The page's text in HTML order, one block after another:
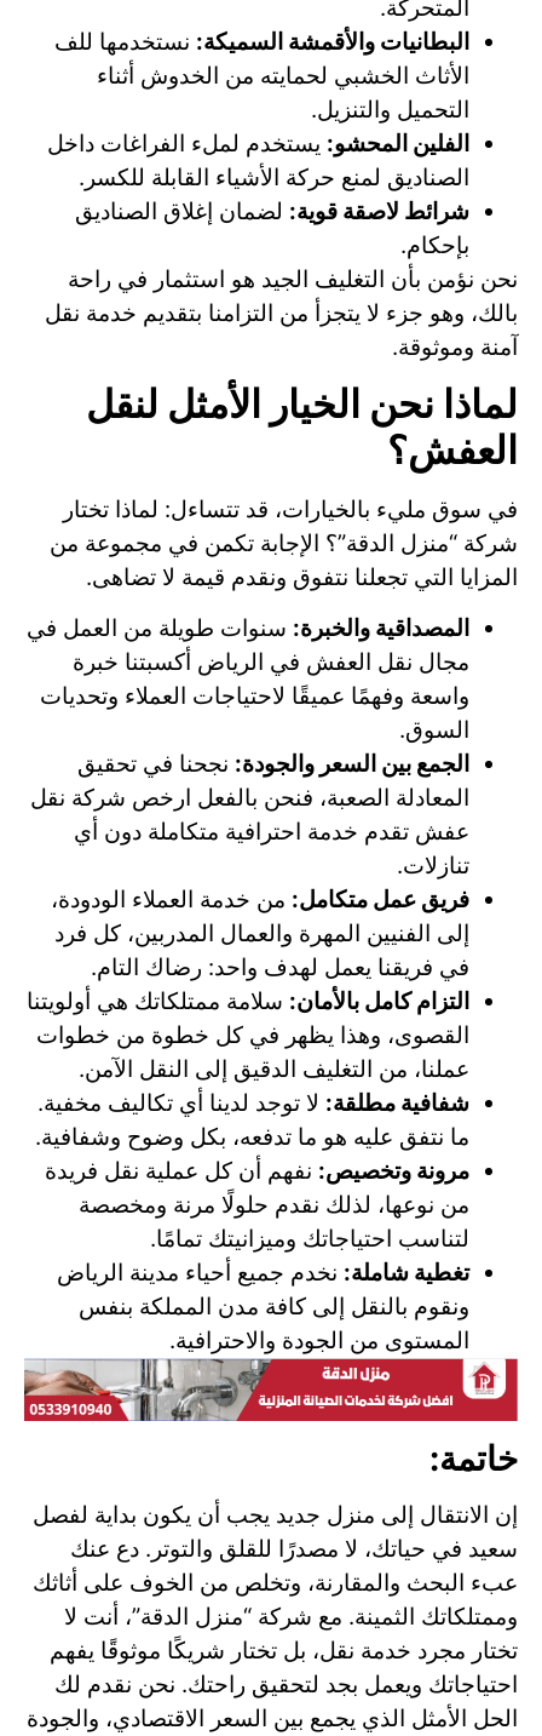
المتحركة.
البطانيات والأقمشة السميكة: نستخدمها للف
الأثاث الخشبي لحمايته من الخدوش أثناء
التحميل والتنزيل.
الفلين المحشو: يستخدم لملء الفراغات داخل
الصناديق لمنع حركة الأشياء القابلة للكسر.
شرائط لاصقة قوية: لضمان إغلاق الصناديق
بإحكام.
نحن نؤمن بأن التغليف الجيد هو استثمار في راحة
بالك، وهو جزء لا يتجزأ من التزامنا بتقديم خدمة نقل
آمنة وموثوقة.
لماذا نحن الخيار الأمثل لنقل
العفش؟
في سوق مليء بالخيارات، قد تتساءل: لماذا تختار
شركة “منزل الدقة”؟ الإجابة تكمن في مجموعة من
المزايا التي تجعلنا نتفوق ونقدم قيمة لا تضاهى.
المصداقية والخبرة: سنوات طويلة من العمل في
مجال نقل العفش في الرياض أكسبتنا خبرة
واسعة وفهمًا عميقًا لاحتياجات العملاء وتحديات
السوق.
الجمع بين السعر والجودة: نجحنا في تحقيق
المعادلة الصعبة، فنحن بالفعل ارخص شركة نقل
عفش تقدم خدمة احترافية متكاملة دون أي
تنازلات.
فريق عمل متكامل: من خدمة العملاء الودودة،
إلى الفنيين المهرة والعمال المدربين، كل فرد
في فريقنا يعمل لهدف واحد: رضاك التام.
التزام كامل بالأمان: سلامة ممتلكاتك هي أولويتنا
القصوى، وهذا يظهر في كل خطوة من خطوات
عملنا، من التغليف الدقيق إلى النقل الآمن.
شفافية مطلقة: لا توجد لدينا أي تكاليف مخفية.
ما نتفق عليه هو ما تدفعه، بكل وضوح وشفافية.
مرونة وتخصيص: نفهم أن كل عملية نقل فريدة
من نوعها، لذلك نقدم حلولًا مرنة ومخصصة
لتناسب احتياجاتك وميزانيتك تمامًا.
تغطية شاملة: نخدم جميع أحياء مدينة الرياض
ونقوم بالنقل إلى كافة مدن المملكة بنفس
المستوى من الجودة والاحترافية.
خاتمة:
إن الانتقال إلى منزل جديد يجب أن يكون بداية لفصل
سعيد في حياتك، لا مصدرًا للقلق والتوتر. دع عنك
عبء البحث والمقارنة، وتخلص من الخوف على أثاثك
وممتلكاتك الثمينة. مع شركة “منزل الدقة”، أنت لا
تختار مجرد خدمة نقل، بل تختار شريكًا موثوقًا يفهم
احتياجاتك ويعمل بجد لتحقيق راحتك. نحن نقدم لك
الحل الأمثل الذي يجمع بين السعر الاقتصادي، والجودة